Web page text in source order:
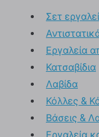
Σετ
Εργαλεία
Κατσαβίδια
Λαβίδα
Κόλλες &
Βάσεις &
Εργαλεία